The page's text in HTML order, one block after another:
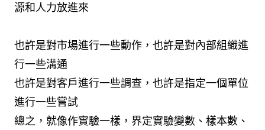
源和人力放進來
也許是對市場進行一些動作，也許是對內部組織進
行一些溝通
也許是對客戶進行一些調查，也許是指定一個單位
進行一些嘗試
總之，就像作實驗一樣，界定實驗變數、樣本數、